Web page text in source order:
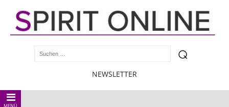
NEWSLETTER
MENÜ